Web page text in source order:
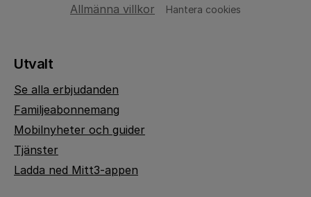
Allmänna villkor Hantera cookies
Utvalt
Se alla erbjudanden
Familjeabonnemang
Mobilnyheter och guider
Tjänster
Ladda ned Mitt3-appen